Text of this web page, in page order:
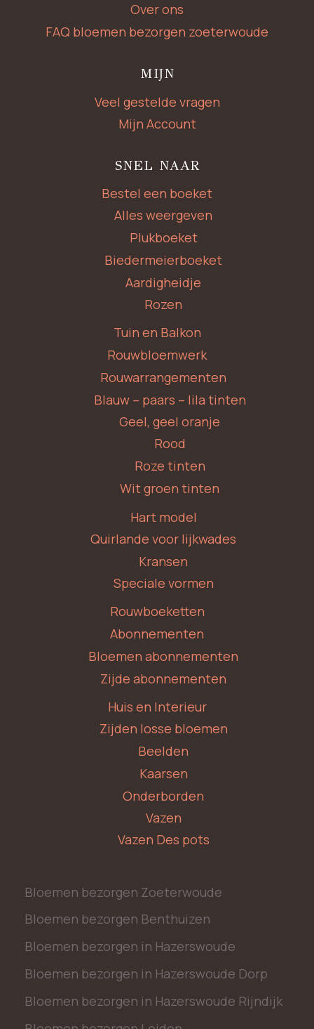
Over ons
FAQ bloemen bezorgen zoeterwoude
MIJN
Veel gestelde vragen
Mijn Account
SNEL NAAR
Bestel een boeket
Alles weergeven
Plukboeket
Biedermeierboeket
Aardigheidje
Rozen
Tuin en Balkon
Rouwbloemwerk
Rouwarrangementen
Blauw – paars – lila tinten
Geel, geel oranje
Rood
Roze tinten
Wit groen tinten
Hart model
Quirlande voor lijkwades
Kransen
Speciale vormen
Rouwboeketten
Abonnementen
Bloemen abonnementen
Zijde abonnementen
Huis en Interieur
Zijden losse bloemen
Beelden
Kaarsen
Onderborden
Vazen
Vazen Des pots
Bloemen bezorgen Zoeterwoude
Bloemen bezorgen Benthuizen
Bloemen bezorgen in Hazerswoude
Bloemen bezorgen in Hazerswoude Dorp
Bloemen bezorgen in Hazerswoude Rijndijk